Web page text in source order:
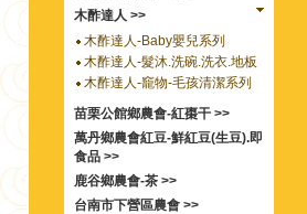
木酢達人 >>
木酢達人-Baby嬰兒系列
木酢達人-髮沐.洗碗.洗衣.地板
木酢達人-竉物-毛孩清潔系列
苗栗公館鄉農會-紅棗干 >>
萬丹鄉農會紅豆-鮮紅豆(生豆).即
食品 >>
鹿谷鄉農會-茶 >>
台南市下營區農會 >>